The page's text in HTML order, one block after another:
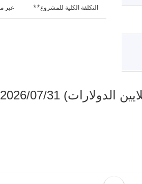
التكلفة الكلية للمشروع** غير
2026/07/31